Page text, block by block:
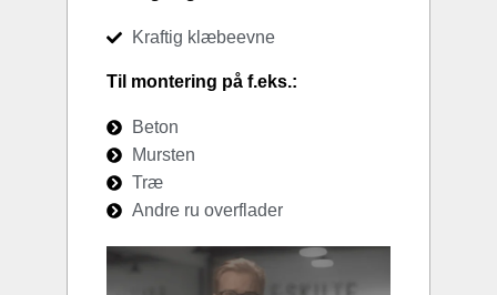
Kraftig klæbeevne
Til montering på f.eks.:
Beton
Mursten
Træ
Andre ru overflader